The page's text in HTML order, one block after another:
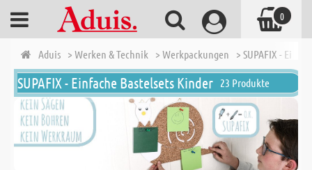
Aduis > Werken & Technik > Werkpackungen > SUPAFIX -
SUPAFIX - Einfache Bastelsets Kinder 23 Produkte
0